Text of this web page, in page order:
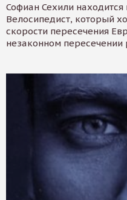
Софиан Сехили
Велосипедист, который
скорости пересечения
незаконном